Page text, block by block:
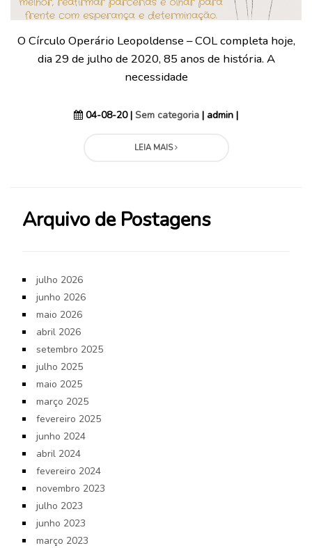
O Círculo Operário Leopoldense – COL completa hoje,
dia 29 de julho de 2020, 85 anos de história. A
necessidade
04-08-20 | Sem categoria | admin |
LEIA MAIS
Arquivo de Postagens
julho 2026
junho 2026
maio 2026
abril 2026
setembro 2025
julho 2025
maio 2025
março 2025
fevereiro 2025
junho 2024
abril 2024
fevereiro 2024
novembro 2023
julho 2023
junho 2023
março 2023